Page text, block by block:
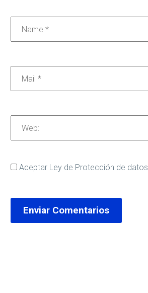
Aceptar Ley de Protección de datos
Enviar Comentarios